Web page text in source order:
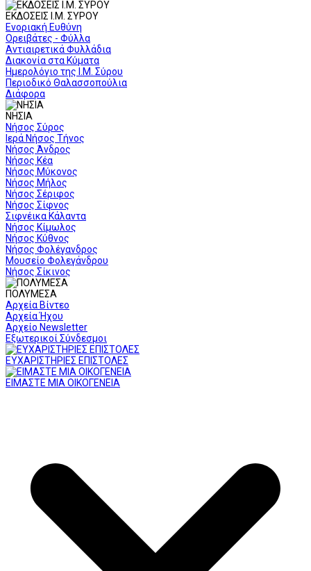
ΕΚΔΟΣΕΙΣ Ι.Μ. ΣΥΡΟΥ
Ενοριακή Ευθύνη
Ορειβάτες - Φύλλα
Αντιαιρετικά Φυλλάδια
Διακονία στα Κύματα
Ημερολόγιο της Ι.Μ. Σύρου
Περιοδικό Θαλασσοπούλια
Διάφορα
ΝΗΣΙΑ
Νήσος Σύρος
Ιερά Νήσος Τήνος
Νήσος Άνδρος
Νήσος Κέα
Νήσος Μύκονος
Νήσος Μήλος
Νήσος Σέριφος
Νήσος Σίφνος
Σιφνέικα Κάλαντα
Νήσος Κίμωλος
Νήσος Κύθνος
Νήσος Φολέγανδρος
Μουσείο Φολεγάνδρου
Νήσος Σίκινος
ΠΟΛΥΜΕΣΑ
Αρχεία Βίντεο
Αρχεία Ήχου
Αρχείο Newsletter
Εξωτερικοί Σύνδεσμοι
ΕΥΧΑΡΙΣΤΗΡΙΕΣ ΕΠΙΣΤΟΛΕΣ
ΕΙΜΑΣΤΕ ΜΙΑ ΟΙΚΟΓΕΝΕΙΑ